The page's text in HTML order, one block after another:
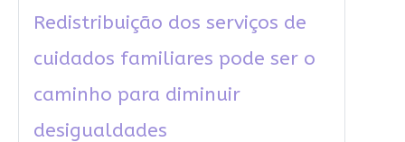
Redistribuição dos serviços de
cuidados familiares pode ser o
caminho para diminuir
desigualdades